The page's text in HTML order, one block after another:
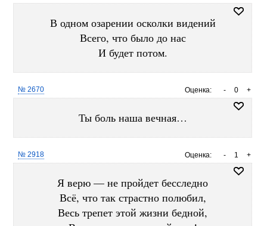
В одном озарении осколки видений
Всего, что было до нас
И будет потом.
Оценка: +
0
-
№ 2670
Ты боль наша вечная…
Оценка: +
1
-
№ 2918
Я верю — не пройдет бесследно
Всё, что так страстно полюбил,
Весь трепет этой жизни бедной,